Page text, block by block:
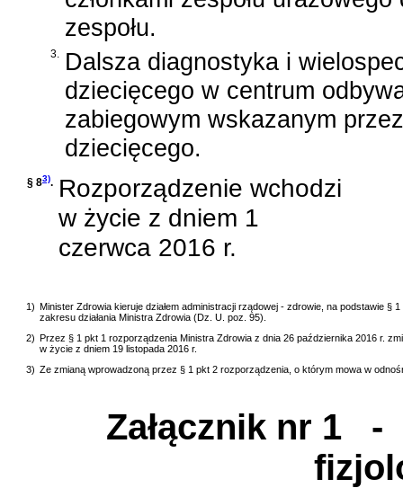
zespołu.
3.
Dalsza diagnostyka i
dziecięcego w centrum
zabiegowym wskazanym
dziecięcego.
§ 83). Rozporządzenie wchodzi
w życie z dniem 1
czerwca 2016 r.
1) Minister Zdrowia kieruje działem administracji rządowej - zdrowie, na podstawie
zakresu działania Ministra Zdrowia (Dz. U. poz. 95).
2) Przez § 1 pkt 1 rozporządzenia Ministra Zdrowia z dnia 26 października 2016 r.
w życie z dniem 19 listopada 2016 r.
3) Ze zmianą wprowadzoną przez § 1 pkt 2 rozporządzenia, o którym mowa w
Załącznik nr 1-